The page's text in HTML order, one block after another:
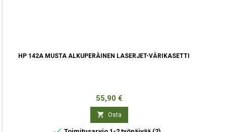
HP 142A MUSTA ALKUPERÄINEN LASERJET-VÄRIKASETTI
Hinta
55,90 €
 Osta